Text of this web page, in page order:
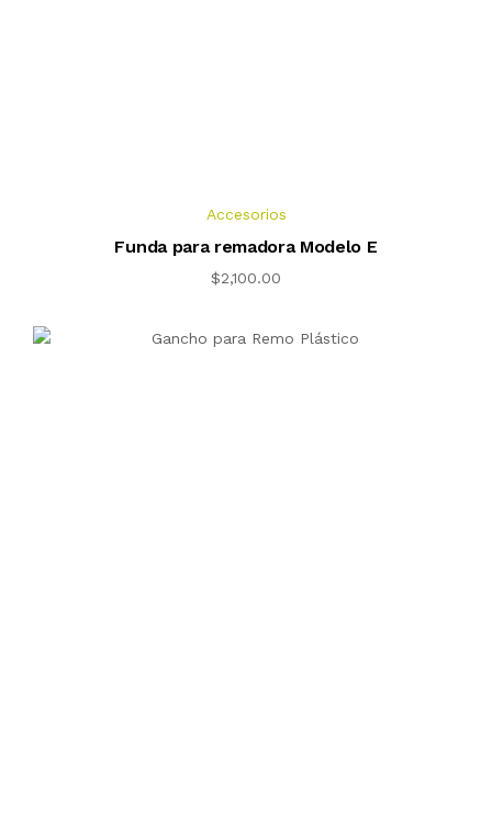
Accesorios
Funda para remadora Modelo E
$2,100.00